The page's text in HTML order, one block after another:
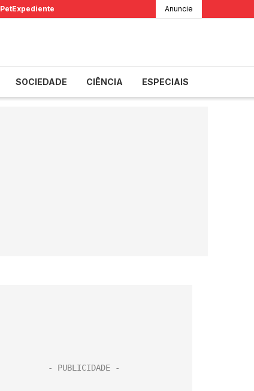
PetExpediente Anuncie
SOCIEDADE CIÊNCIA ESPECIAIS